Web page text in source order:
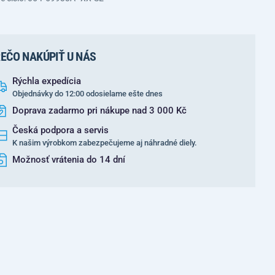
NAKÚPIŤ U NÁS
Rýchla expedícia
Objednávky do 12:00 odosielame ešte dnes
Doprava zadarmo pri nákupe nad 3 000 Kč
Česká podpora a servis
K našim výrobkom zabezpečujeme aj náhradné diely.
Možnosť vrátenia do 14 dní